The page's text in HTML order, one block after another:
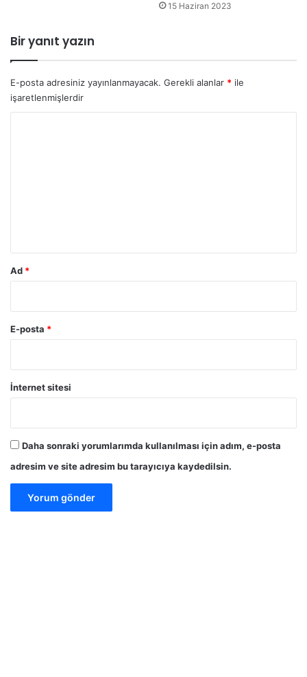
15 Haziran 2023
Bir yanıt yazın
E-posta adresiniz yayınlanmayacak. Gerekli alanlar * ile
işaretlenmişlerdir
Ad *
E-posta *
İnternet sitesi
Daha sonraki yorumlarımda kullanılması için adım, e-posta
adresim ve site adresim bu tarayıcıya kaydedilsin.